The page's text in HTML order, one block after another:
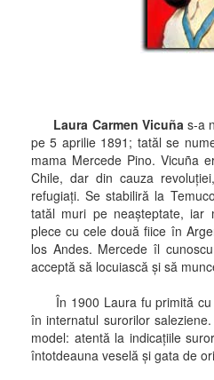
Laura Carmen Vicuña s-a
pe 5 aprilie 1891; tatăl se
mama Mercede Pino. Vicuña
Chile, dar din cauza
refugiaţi. Se stabiliră la
tatăl muri pe neaşteptate, iar
plece cu cele două fiice în
los Andes. Mercede îl
acceptă să locuiască şi să
În 1900 Laura fu primită cu
în internatul surorilor
model: atentă la indicaţiile
întotdeauna veselă şi gata de